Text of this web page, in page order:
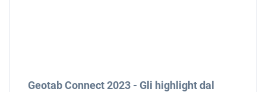
Geotab Connect 2023 - Gli highlight dal